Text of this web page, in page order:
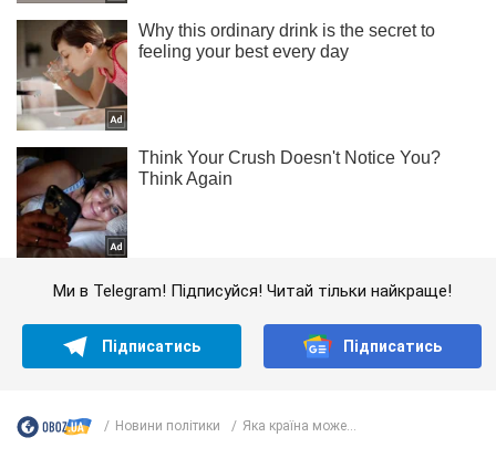
Ми в Telegram! Підписуйся! Читай тільки найкраще!
Підписатись Підписатись
Новини політики Яка країна може...